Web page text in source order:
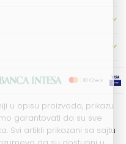
u opisu proizvoda, prikazu
garantovati da su sve
Svi artikli prikazani sa sajtu